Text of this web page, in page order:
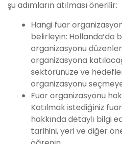
şu adımların atılması önerilir:
Hangi fuar
belirleyin: Hollanda’da
organizasyonu
organizasyona
sektörünüze ve
organizasyonu
Fuar organizasyonu
Katılmak istediğiniz
hakkında detaylı bilgi
tarihini, yeri ve diğer